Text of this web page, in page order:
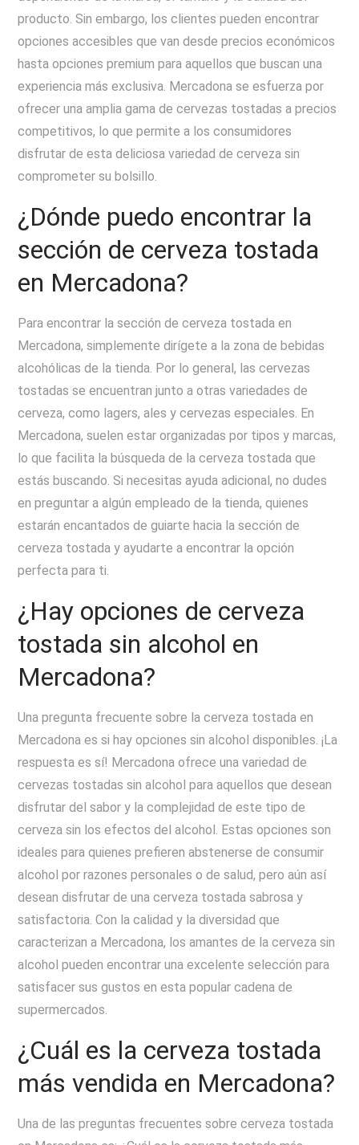
producto. Sin embargo, los clientes pueden encontrar
opciones accesibles que van desde precios económicos
hasta opciones premium para aquellos que buscan una
experiencia más exclusiva. Mercadona se esfuerza por
ofrecer una amplia gama de cervezas tostadas a precios
competitivos, lo que permite a los consumidores
disfrutar de esta deliciosa variedad de cerveza sin
comprometer su bolsillo.
¿Dónde puedo encontrar la
sección de cerveza tostada
en Mercadona?
Para encontrar la sección de cerveza tostada en
Mercadona, simplemente dirígete a la zona de bebidas
alcohólicas de la tienda. Por lo general, las cervezas
tostadas se encuentran junto a otras variedades de
cerveza, como lagers, ales y cervezas especiales. En
Mercadona, suelen estar organizadas por tipos y marcas,
lo que facilita la búsqueda de la cerveza tostada que
estás buscando. Si necesitas ayuda adicional, no dudes
en preguntar a algún empleado de la tienda, quienes
estarán encantados de guiarte hacia la sección de
cerveza tostada y ayudarte a encontrar la opción
perfecta para ti.
¿Hay opciones de cerveza
tostada sin alcohol en
Mercadona?
Una pregunta frecuente sobre la cerveza tostada en
Mercadona es si hay opciones sin alcohol disponibles. ¡La
respuesta es sí! Mercadona ofrece una variedad de
cervezas tostadas sin alcohol para aquellos que desean
disfrutar del sabor y la complejidad de este tipo de
cerveza sin los efectos del alcohol. Estas opciones son
ideales para quienes prefieren abstenerse de consumir
alcohol por razones personales o de salud, pero aún así
desean disfrutar de una cerveza tostada sabrosa y
satisfactoria. Con la calidad y la diversidad que
caracterizan a Mercadona, los amantes de la cerveza sin
alcohol pueden encontrar una excelente selección para
satisfacer sus gustos en esta popular cadena de
supermercados.
¿Cuál es la cerveza tostada
más vendida en Mercadona?
Una de las preguntas frecuentes sobre cerveza tostada